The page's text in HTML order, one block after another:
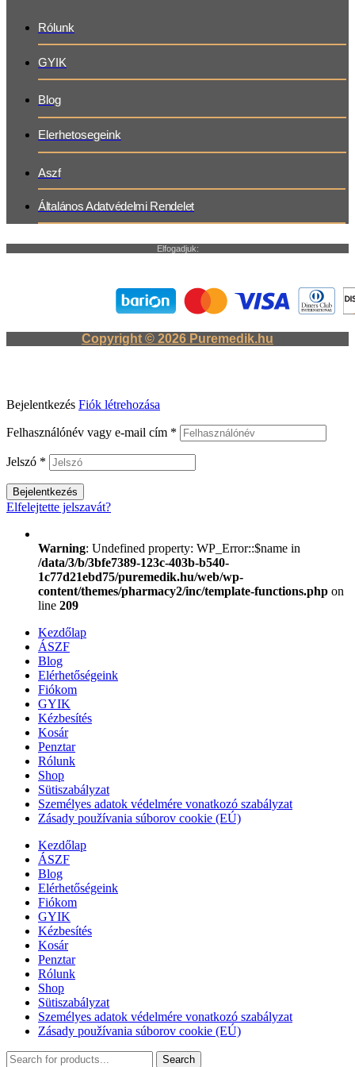
Rólunk
GYIK
Blog
Elerhetosegeink
Aszf
Általános Adatvédelmi Rendelet
Elfogadjuk:
Copyright © 2026 Puremedik.hu
Bejelentkezés Fiók létrehozása
Felhasználónév vagy e-mail cím *
Jelszó *
Bejelentkezés
Elfelejtette jelszavát?
Warning: Undefined property: WP_Error::$name in
/data/3/b/3bfe7389-123c-403b-b540-
1c77d21ebd75/puremedik.hu/web/wp-
content/themes/pharmacy2/inc/template-functions.php on
line 209
Kezdőlap
ÁSZF
Blog
Elérhetőségeink
Fiókom
GYIK
Kézbesítés
Kosár
Penztar
Rólunk
Shop
Sütiszabályzat
Személyes adatok védelmére vonatkozó szabályzat
Zásady používania súborov cookie (EÚ)
Kezdőlap
ÁSZF
Blog
Elérhetőségeink
Fiókom
GYIK
Kézbesítés
Kosár
Penztar
Rólunk
Shop
Sütiszabályzat
Személyes adatok védelmére vonatkozó szabályzat
Zásady používania súborov cookie (EÚ)
Search
Search